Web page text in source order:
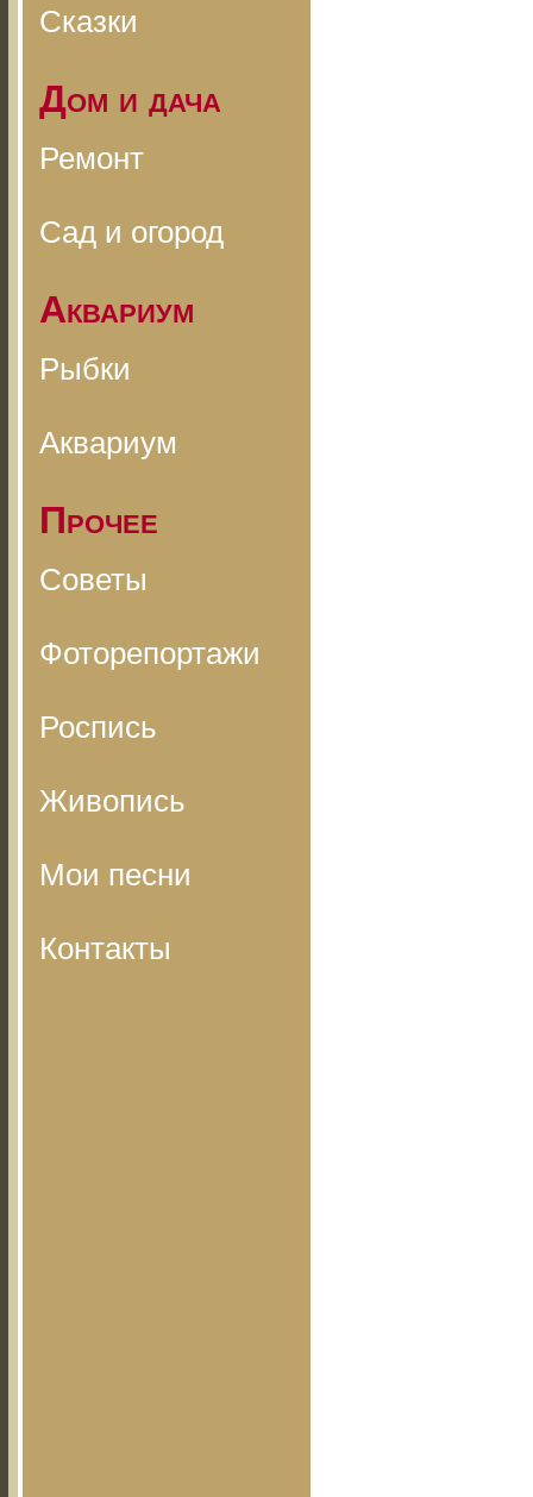
Сказки
Дом и дача
Ремонт
Сад и огород
Аквариум
Рыбки
Аквариум
Прочее
Советы
Фоторепортажи
Роспись
Живопись
Мои песни
Контакты